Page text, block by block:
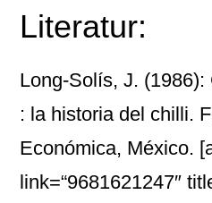
Literatur:
Long-Solís, J.
: la historia del chilli.
Económica, México.
link=“9681621247″